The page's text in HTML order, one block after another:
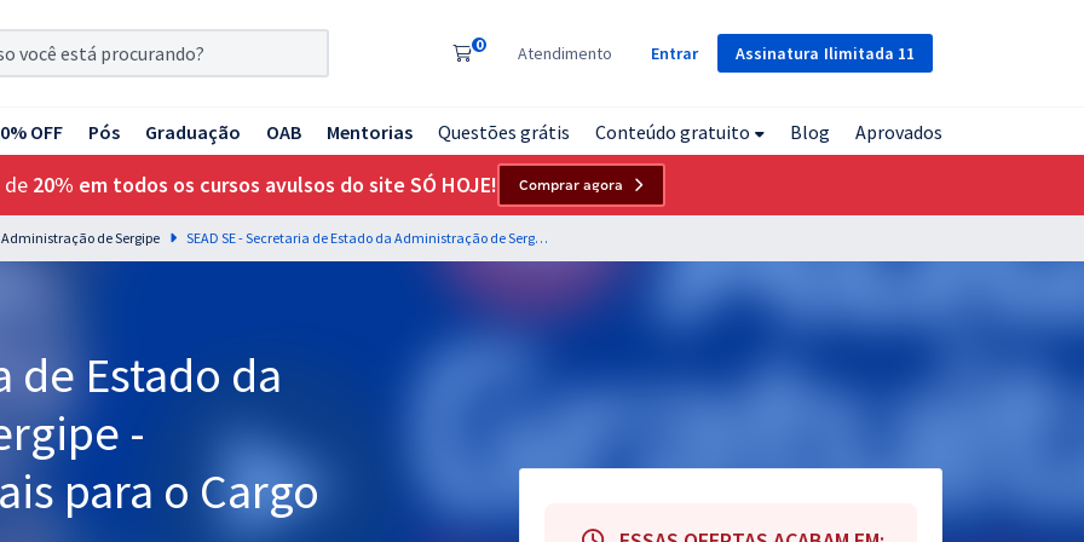
Assinatura Ilimitada 11
0 Atendimento Entrar
OFF Pós Graduação OAB Mentorias Questões grátis Conteúdo gratuito Blog Aprovados
de 20% em todos os cursos avulsos do site SÓ HOJE! Comprar agora
Administração de Sergipe SEAD SE - Secretaria de Estado da Administração de Sergipe - Conhecimentos Gerais para o Cargo Contador
de Estado da
-
para o Cargo